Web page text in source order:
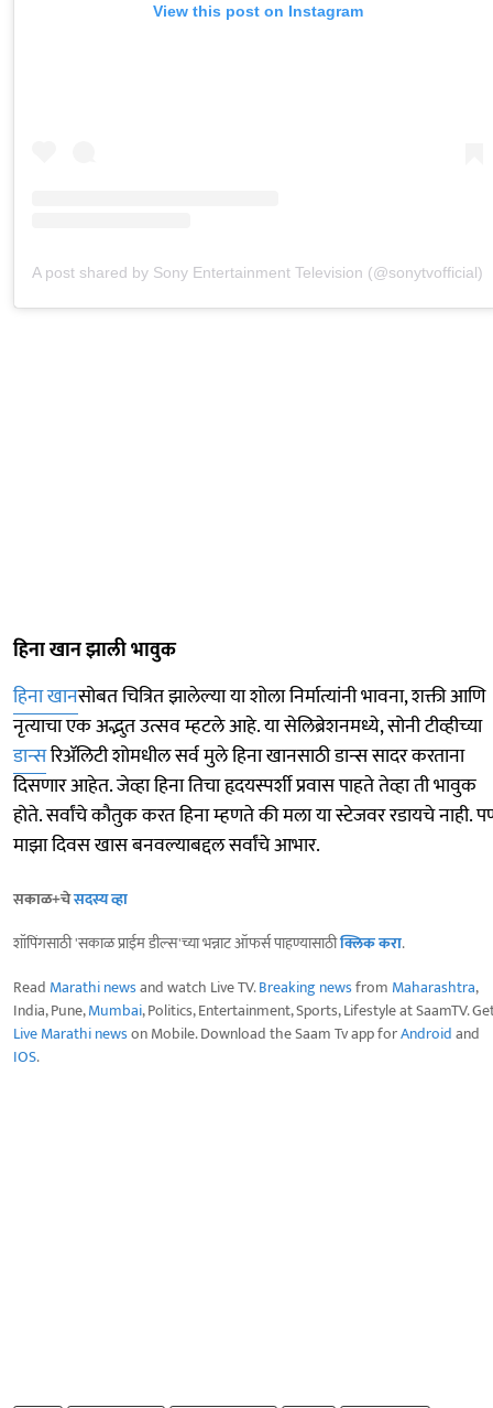
View this post on Instagram
A post shared by Sony Entertainment Television (@sonytvofficial)
हिना खान झाली भावुक
हिना खानसोबत चित्रित झालेल्या या शोला निर्मात्यांनी भावना, शक्ती आणि
नृत्याचा एक अद्भुत उत्सव म्हटले आहे. या सेलिब्रेशनमध्ये, सोनी टीव्हीच्या
डान्सरिॲलिटी शोमधील सर्व मुले हिना खानसाठी डान्स सादर करताना
दिसणार आहेत. जेव्हा हिना तिचा हृदयस्पर्शी प्रवास पाहते तेव्हा ती भावुक
होते. सर्वांचे कौतुक करत हिना म्हणते की मला या स्टेजवर रडायचे नाही.
माझा दिवस खास बनवल्याबद्दल सर्वांचे आभार.
सकाळ+चेसदस्य व्हा
शॉपिंगसाठी 'सकाळ प्राईम डील्स'च्या भन्नाट ऑफर्स पाहण्यासाठीक्लिक करा.
Read Marathi newsand watch Live TV.Breaking newsfrom Maharashtra,
India, Pune,Mumbai, Politics, Entertainment, Sports, Lifestyle at SaamTV.
Live Marathi newson Mobile. Download the Saam Tv app forAndroidand
IOS.